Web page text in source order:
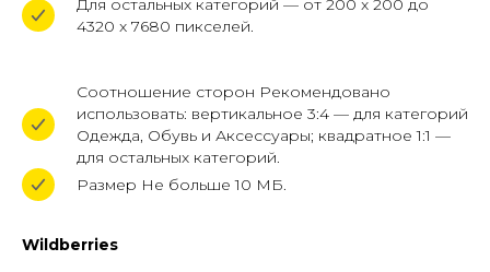
Для остальных категорий — от 200 x 200 до
4320 x 7680 пикселей.
Соотношение сторон Рекомендовано
использовать: вертикальное 3:4 — для категорий
Одежда, Обувь и Аксессуары; квадратное 1:1 —
для остальных категорий.
Размер Не больше 10 МБ.
Wildberries
Политика конфиденциальности
Публичная оферта фрахтования
Заказать звонок
Солнцевский д. 11, помещ. 1/1